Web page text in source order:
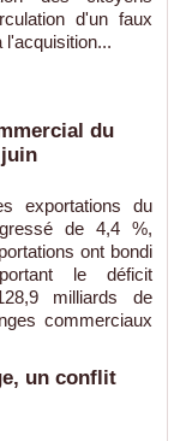
d'un faux
l'acquisition...
du
juin
exportations du
de 4,4 %,
ont bondi
le déficit
milliards de
commerciaux
un conflit